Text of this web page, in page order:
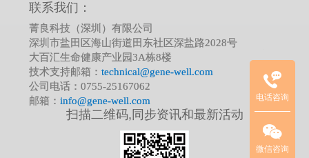
电话咨询
微信咨询
项
目
系
方
联系我们：
菁良科技（深圳）有限公司
深圳市盐田区海山街道田东社区深盐路2028号
大百汇生命健康产业园3A栋8楼
技术支持邮箱： technical@gene-well.com
公司电话：0755-25167062
邮箱： info@gene-well.com
扫描二维码,同步资讯和最新活动